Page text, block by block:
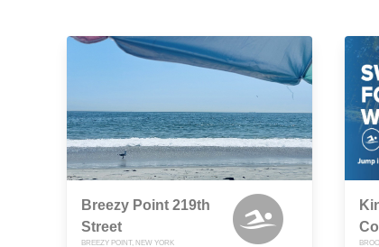
Breezy Point 219th
Street
BREEZY POINT, NEW YORK